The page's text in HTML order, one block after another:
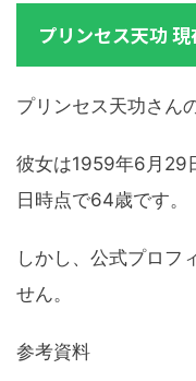
プリンセス天功
プリンセス天功さん
彼女は1959年6月29
日時点で64歳です。
しかし、公式プロフ
せん。
参考資料